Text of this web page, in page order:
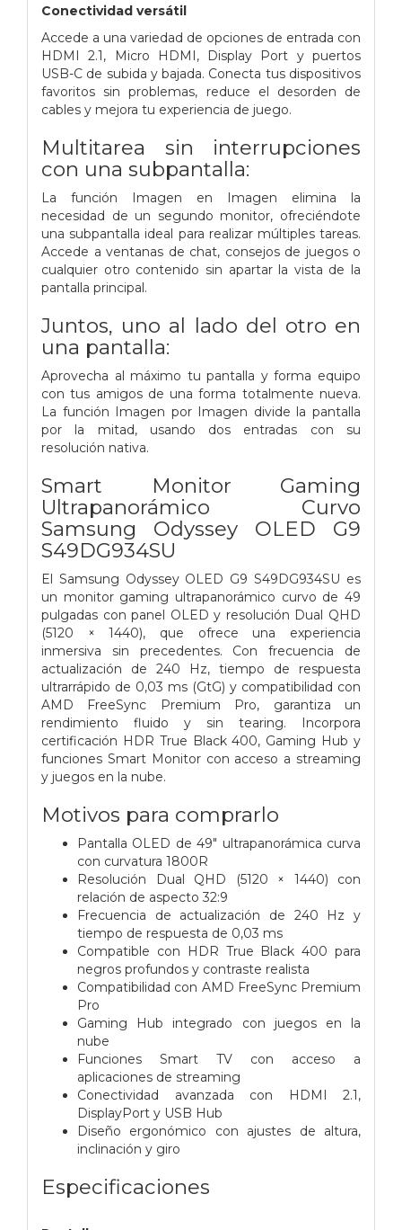
Conectividad versátil
Accede a una variedad de opciones de entrada con
HDMI 2.1, Micro HDMI, Display Port y puertos
USB-C de subida y bajada. Conecta tus dispositivos
favoritos sin problemas, reduce el desorden de
cables y mejora tu experiencia de juego.
Multitarea sin interrupciones
con una subpantalla:
La función Imagen en Imagen elimina la
necesidad de un segundo monitor, ofreciéndote
una subpantalla ideal para realizar múltiples tareas.
Accede a ventanas de chat, consejos de juegos o
cualquier otro contenido sin apartar la vista de la
pantalla principal.
Juntos, uno al lado del otro en
una pantalla:
Aprovecha al máximo tu pantalla y forma equipo
con tus amigos de una forma totalmente nueva.
La función Imagen por Imagen divide la pantalla
por la mitad, usando dos entradas con su
resolución nativa.
Smart Monitor Gaming
Ultrapanorámico Curvo
Samsung Odyssey OLED G9
S49DG934SU
El Samsung Odyssey OLED G9 S49DG934SU es
un monitor gaming ultrapanorámico curvo de 49
pulgadas con panel OLED y resolución Dual QHD
(5120 × 1440), que ofrece una experiencia
inmersiva sin precedentes. Con frecuencia de
actualización de 240 Hz, tiempo de respuesta
ultrarrápido de 0,03 ms (GtG) y compatibilidad con
AMD FreeSync Premium Pro, garantiza un
rendimiento fluido y sin tearing. Incorpora
certificación HDR True Black 400, Gaming Hub y
funciones Smart Monitor con acceso a streaming
y juegos en la nube.
Motivos para comprarlo
Pantalla OLED de 49" ultrapanorámica curva
con curvatura 1800R
Resolución Dual QHD (5120 × 1440) con
relación de aspecto 32:9
Frecuencia de actualización de 240 Hz y
tiempo de respuesta de 0,03 ms
Compatible con HDR True Black 400 para
negros profundos y contraste realista
Compatibilidad con AMD FreeSync Premium
Pro
Gaming Hub integrado con juegos en la
nube
Funciones Smart TV con acceso a
aplicaciones de streaming
Conectividad avanzada con HDMI 2.1,
DisplayPort y USB Hub
Diseño ergonómico con ajustes de altura,
inclinación y giro
Especificaciones